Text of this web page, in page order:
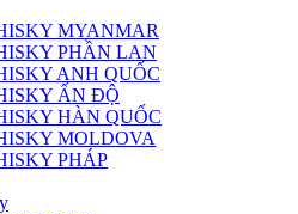
MYANMAR
PHẦN LAN
ANH QUỐC
ẤN ĐỘ
HÀN QUỐC
MOLDOVA
PHÁP